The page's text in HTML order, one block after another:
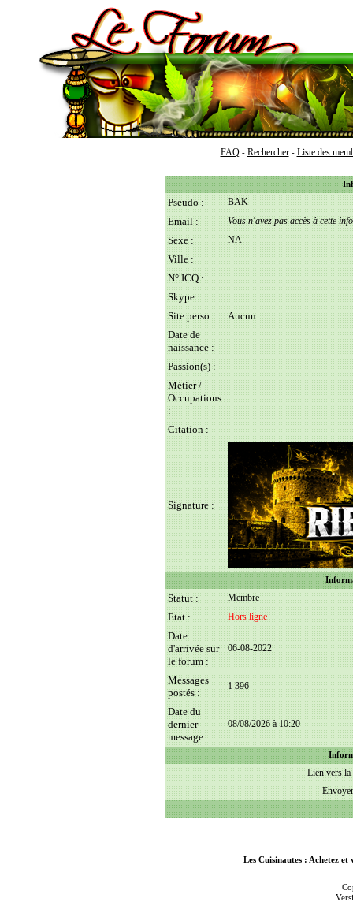
FAQ- Rechercher- Liste des
Pseudo : BAK
Email : Vous n'avez pas accès à cette
Sexe : NA
Ville :
N° ICQ :
Skype :
Site perso :
Aucun
Date de
naissance :
Passion(s) :
Métier /
Occupations
:
Citation :
Signature :
Statut : Membre
Etat : Hors ligne
Date
d'arrivée sur
le forum :
06-08-2022
Messages
postés :
1 396
Date du
dernier
message :
08/08/2026 à 10:20
Lien vers la
Les Cuisinautes : Achetez et